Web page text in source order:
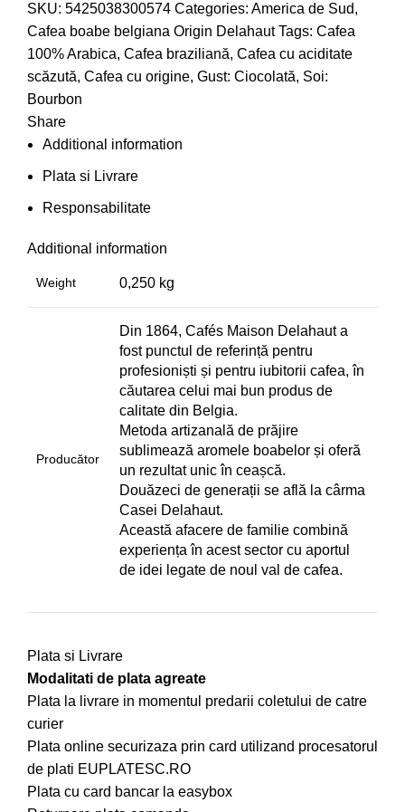
SKU: 5425038300574 Categories: America de Sud,
Cafea boabe belgiana Origin Delahaut Tags: Cafea
100% Arabica, Cafea braziliană, Cafea cu aciditate
scăzută, Cafea cu origine, Gust: Ciocolată, Soi:
Bourbon
Share
Additional information
Plata si Livrare
Responsabilitate
Additional information
Weight 0,250 kg
Producător
Din 1864, Cafés Maison Delahaut a
fost punctul de referință pentru
profesioniști și pentru iubitorii cafea, în
căutarea celui mai bun produs de
calitate din Belgia.
Metoda artizanală de prăjire
sublimează aromele boabelor și oferă
un rezultat unic în ceașcă.
Douăzeci de generații se află la cârma
Casei Delahaut.
Această afacere de familie combină
experiența în acest sector cu aportul
de idei legate de noul val de cafea.
Plata si Livrare
Modalitati de plata agreate
Plata la livrare in momentul predarii coletului de catre
curier
Plata online securizaza prin card utilizand procesatorul
de plati EUPLATESC.RO
Plata cu card bancar la easybox